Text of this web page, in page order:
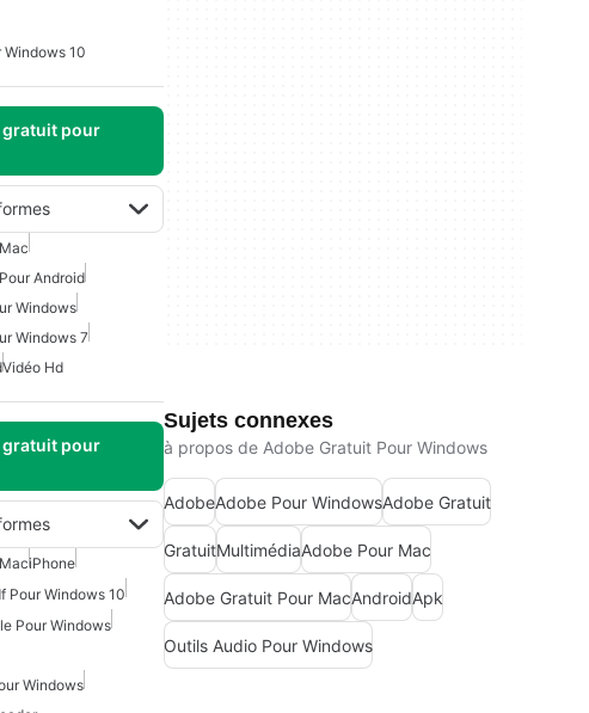
Windows 10
gratuit pour
Mac
Android
Windows
Windows 7
Vidéo Hd
gratuit pour
MaciPhone
Pour Windows 10
Pour Windows
Windows
Sujets connexes
à propos de Adobe Gratuit Pour Windows
AdobeAdobe Pour WindowsAdobe Gratuit
GratuitMultimédiaAdobe Pour Mac
Adobe Gratuit Pour MacAndroidApk
Outils Audio Pour Windows